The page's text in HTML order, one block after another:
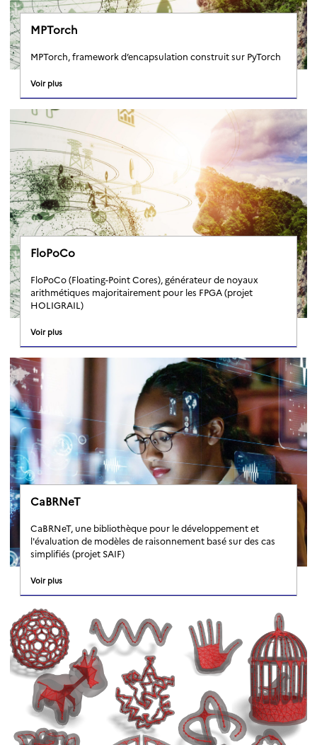
MPTorch
MPTorch, framework d’encapsulation construit sur PyTorch
Voir plus
FloPoCo
FloPoCo (Floating-Point Cores), générateur de noyaux
arithmétiques majoritairement pour les FPGA (projet
HOLIGRAIL)
Voir plus
CaBRNeT
CaBRNeT, une bibliothèque pour le développement et
l'évaluation de modèles de raisonnement basé sur des cas
simplifiés (projet SAIF)
Voir plus